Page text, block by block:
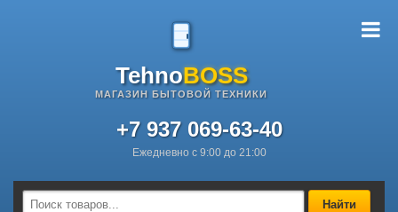
TehnoBOSS
МАГАЗИН БЫТОВОЙ ТЕХНИКИ
+7 937 069-63-40
Ежедневно с 9:00 до 21:00
Найти